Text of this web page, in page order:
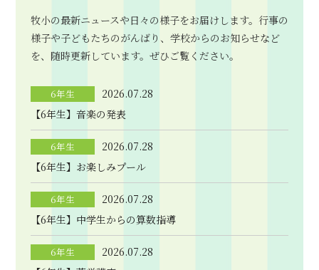
牧小の最新ニュースや日々の様子をお届けします。行事の
様子や子どもたちのがんばり、 学校からのお知らせなど
を、随時更新しています。ぜひご覧ください。
6年生
2026.07.28
【6年生】音楽の発表
6年生
2026.07.28
【6年生】お楽しみプール
6年生
2026.07.28
【6年生】中学生からの算数指導
6年生
2026.07.28